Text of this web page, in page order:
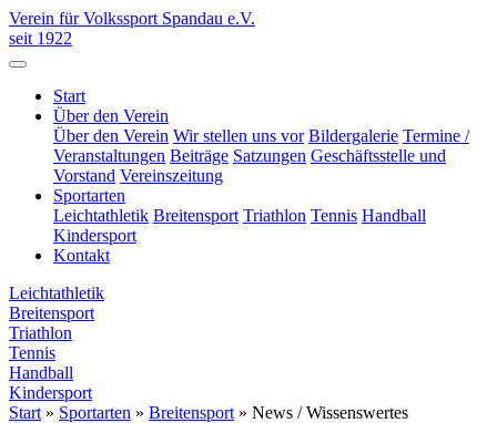
Verein für Volkssport Spandau e.V.
seit 1922
Start
Über den Verein
Über den Verein Wir stellen uns vor Bildergalerie Termine /
Veranstaltungen Beiträge Satzungen Geschäftsstelle und
Vorstand Vereinszeitung
Sportarten
Leichtathletik Breitensport Triathlon Tennis Handball
Kindersport
Kontakt
Leichtathletik
Breitensport
Triathlon
Tennis
Handball
Kindersport
Start » Sportarten » Breitensport » News / Wissenswertes